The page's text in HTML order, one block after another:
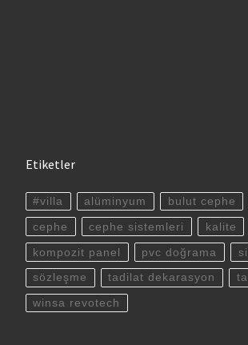
Etiketler
#villa alüminyum bulut cephe
cephe cephe sistemleri kalite
kompozit panel pvc doğrama
sözleşme tadilat dekarasyon
winsa revotech